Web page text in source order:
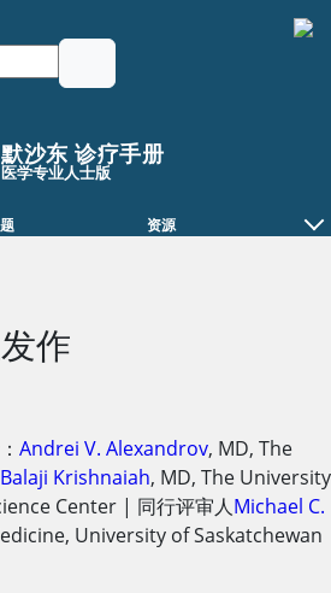
默沙东 诊疗手册
医学专业人士版
资源
作
Andrei V. Alexandrov, MD, The
Balaji Krishnaiah, MD, The University
Center | 同行评审人Michael C.
University of Saskatchewan